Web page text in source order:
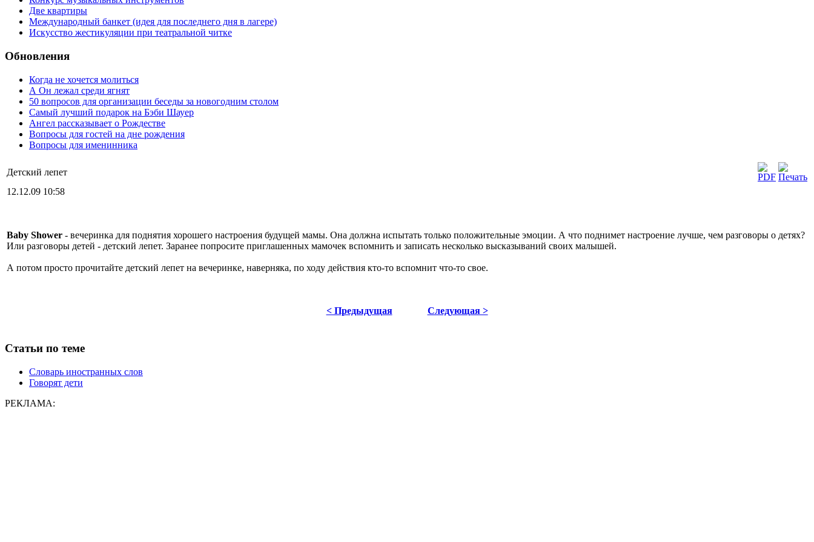
Две квартиры
Международный банкет (идея для последнего дня в лагере)
Искусство жестикуляции при театральной читке
Обновления
Когда не хочется молиться
А Он лежал среди ягнят
50 вопросов для организации беседы за новогодним столом
Самый лучший подарок на Бэби Шауер
Ангел рассказывает о Рождестве
Вопросы для гостей на дне рождения
Вопросы для именинника
Детский лепет
12.12.09 10:58
Baby Shower - вечеринка для поднятия хорошего настроения будущей мамы. Она должна испытать только положительные эмоции. А что поднимет настроение лучше, чем разговоры о детях?
Или разговоры детей - детский лепет. Заранее попросите приглашенных мамочек вспомнить и записать несколько высказываний своих малышей.
А потом просто прочитайте детский лепет на вечеринке, наверняка, по ходу действия кто-то вспомнит что-то свое.
< Предыдущая Следующая >
Статьи по теме
Словарь иностранных слов
Говорят дети
РЕКЛАМА: